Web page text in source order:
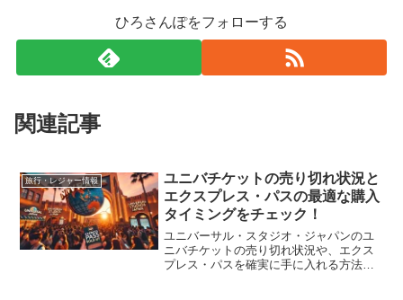
ひろさんぽをフォローする
関連記事
旅行・レジャー情報
ユニバチケットの売り切れ状況と
エクスプレス・パスの最適な購入
タイミングをチェック！
ユニバーサル・スタジオ・ジャパンのユ
ニバチケットの売り切れ状況や、エクス
プレス・パスを確実に手に入れる方法を